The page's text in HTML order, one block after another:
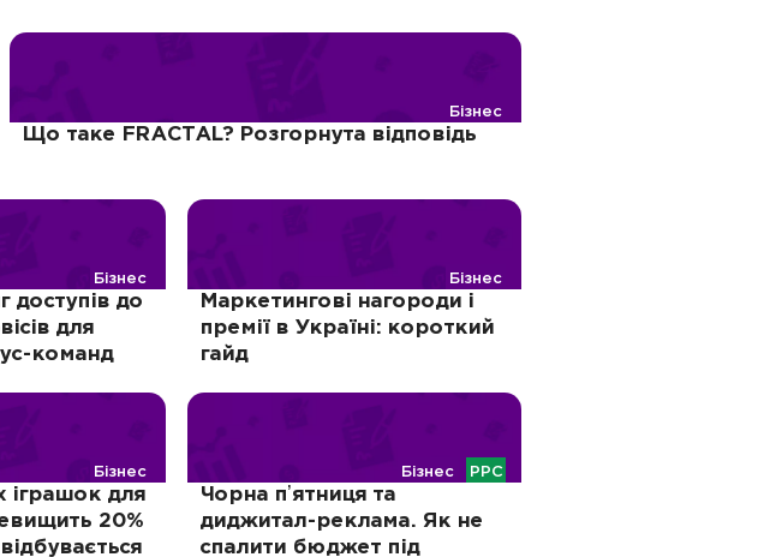
Бізнес
Що таке FRACTAL? Розгорнута відповідь
Бізнес
доступів до
для
команд
Бізнес
Маркетингові нагороди і
премії в Україні: короткий
гайд
Бізнес
іграшок для
20%
Бізнес PPC
Чорна пʼятниця та
диджитал-реклама. Як не
спалити бюджет під